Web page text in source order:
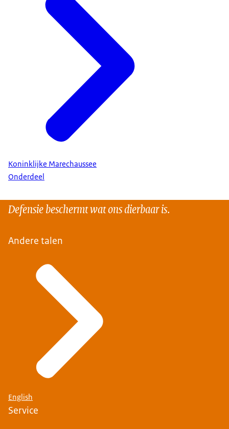
Koninklijke Marechaussee
Onderdeel
Defensie beschermt wat ons dierbaar is.
Andere talen
English
Service